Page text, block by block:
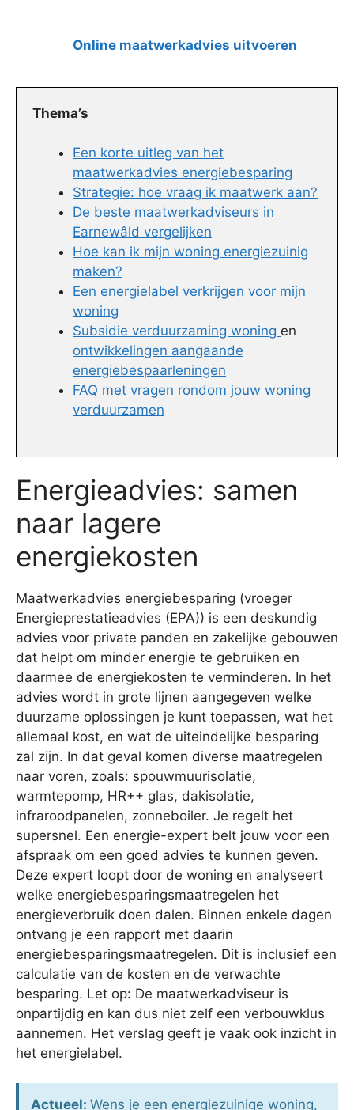
Online maatwerkadvies uitvoeren
Thema’s
Een korte uitleg van het
maatwerkadvies energiebesparing
Strategie: hoe vraag ik maatwerk aan?
De beste maatwerkadviseurs in
Earnewâld vergelijken
Hoe kan ik mijn woning energiezuinig
maken?
Een energielabel verkrijgen voor mijn
woning
Subsidie verduurzaming woning en
ontwikkelingen aangaande
energiebespaarleningen
FAQ met vragen rondom jouw woning
verduurzamen
Energieadvies: samen
naar lagere
energiekosten
Maatwerkadvies energiebesparing (vroeger
Energieprestatieadvies (EPA)) is een deskundig
advies voor private panden en zakelijke gebouwen
dat helpt om minder energie te gebruiken en
daarmee de energiekosten te verminderen. In het
advies wordt in grote lijnen aangegeven welke
duurzame oplossingen je kunt toepassen, wat het
allemaal kost, en wat de uiteindelijke besparing
zal zijn. In dat geval komen diverse maatregelen
naar voren, zoals: spouwmuurisolatie,
warmtepomp, HR++ glas, dakisolatie,
infraroodpanelen, zonneboiler. Je regelt het
supersnel. Een energie-expert belt jouw voor een
afspraak om een goed advies te kunnen geven.
Deze expert loopt door de woning en analyseert
welke energiebesparingsmaatregelen het
energieverbruik doen dalen. Binnen enkele dagen
ontvang je een rapport met daarin
energiebesparingsmaatregelen. Dit is inclusief een
calculatie van de kosten en de verwachte
besparing. Let op: De maatwerkadviseur is
onpartijdig en kan dus niet zelf een verbouwklus
aannemen. Het verslag geeft je vaak ook inzicht in
het energielabel.
Actueel: Wens je een energiezuinige woning,